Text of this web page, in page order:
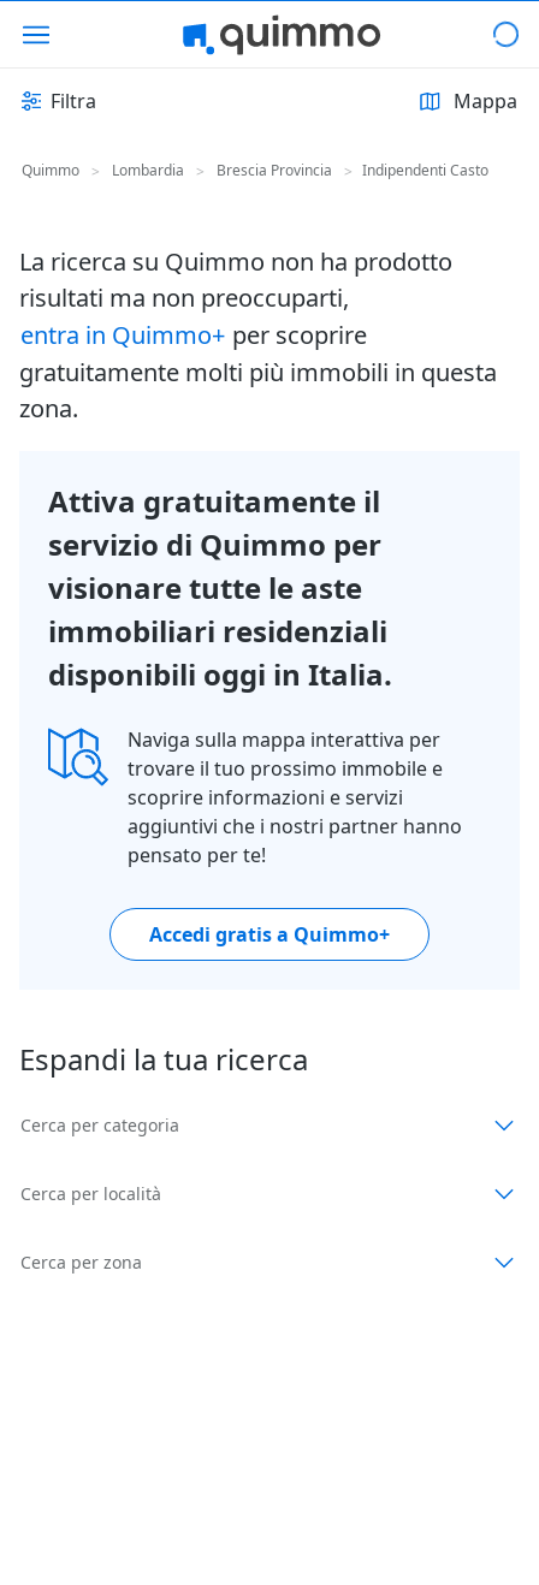
Filtra Mappa
Quimmo > Lombardia > Brescia Provincia > Indipendenti Casto
La ricerca su Quimmo non ha prodotto
risultati ma non preoccuparti,
entra in Quimmo+ per scoprire
gratuitamente molti più immobili in questa
zona.
Attiva gratuitamente il
servizio di Quimmo per
visionare tutte le aste
immobiliari residenziali
disponibili oggi in Italia.
Naviga sulla mappa interattiva per
trovare il tuo prossimo immobile e
scoprire informazioni e servizi
aggiuntivi che i nostri partner hanno
pensato per te!
Accedi gratis a Quimmo+
Espandi la tua ricerca
Cerca per categoria
Cerca per località
Cerca per zona